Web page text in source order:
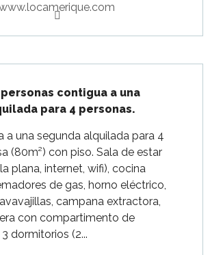
contigua a una
para 4 personas.
a una segunda alquilada para 4
(80m²) con piso. Sala de estar
plana, internet, wifi), cocina
de gas, horno eléctrico,
campana extractora,
con compartimento de
dormitorios (2...